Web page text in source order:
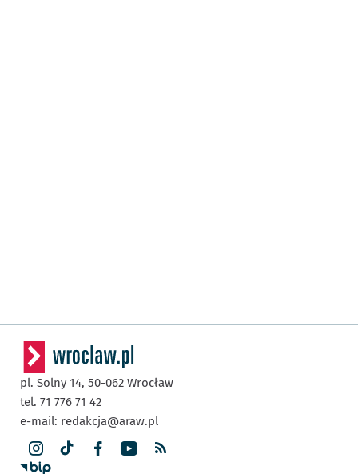
pl. Solny 14, 50-062 Wrocław
tel. 71 776 71 42
e-mail: redakcja@araw.pl